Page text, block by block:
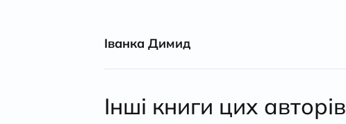
Іванка Димид
Інші книги цих авторів